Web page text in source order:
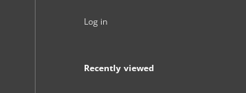
Log in
Recently viewed